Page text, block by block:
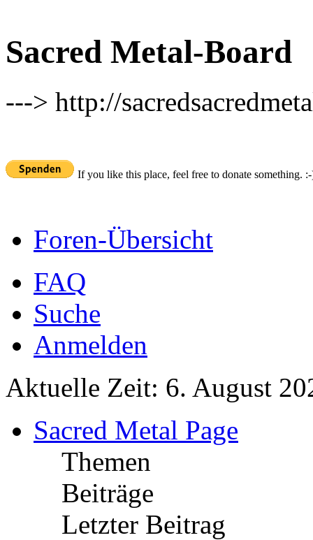
Sacred Metal-Board
---> http://
If you like this place, feel free to donate something.
Foren-Übersicht
FAQ
Suche
Anmelden
Aktuelle Zeit: 6. August
Sacred Metal Page
Themen
Beiträge
Letzter Beitrag